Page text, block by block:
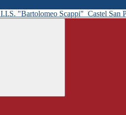
I.I.S. "Bartolomeo Scappi" Castel San